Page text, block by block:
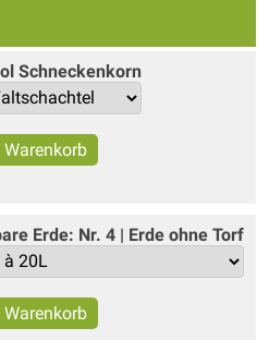
Schneckenkorn
Erde: Nr. 4 | Erde ohne Torf